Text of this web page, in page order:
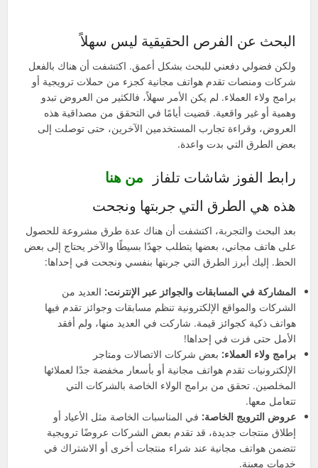
البحث عن الفرص الحقيقية ليس سهلاً
ولكن فضولي دفعني للبحث بشكل أعمق. اكتشفت أن هناك بالفعل
شركات ومنصات تقدم هواتف مجانية كجزء من حملات ترويجية أو
برامج ولاء العملاء. لم يكن الأمر سهلاً، فالكثير من العروض تبدو
وهمية أو غير واقعية. قضيت أيامًا في التحقق من مصداقية هذه
العروض، وقراءة تجارب المستخدمين الآخرين، حتى توصلت إلى
بعض الطرق التي بدت واعدة.
رابط الفوز شاشات تلفاز
من هنا
هذه هي الطرق التي جربتها ونجحت
بعد البحث والتجربة، اكتشفت أن هناك عدة طرق مشروعة للحصول
على هاتف مجاني، بعضها يتطلب جهدًا بسيطًا والآخر يحتاج إلى بعض
الحظ. إليك أبرز الطرق التي جربتها بنفسي ونجحت في إحداها:
المشاركة في المسابقات والجوائز عبر الإنترنت: العديد من
الشركات والمواقع الإلكترونية تنظم مسابقات وجوائز تقدم فيها
هواتف ذكية كجوائز قيمة. شاركت في العديد منها، ولم أفقد
الأمل حتى فزت في إحداها!
برامج ولاء العملاء: بعض شركات الاتصالات ومتاجر
الإلكترونيات تقدم هواتف مجانية أو بأسعار مخفضة جدًا لعملائها
المخلصين. تحقق من برامج الولاء الخاصة بالشركات التي
تتعامل معها.
عروض الترويج الخاصة: في المناسبات الخاصة مثل الأعياد أو
إطلاق منتجات جديدة، قد تقدم بعض الشركات عروضًا ترويجية
تتضمن هواتف مجانية عند شراء منتجات أخرى أو الاشتراك في
خدمات معينة.